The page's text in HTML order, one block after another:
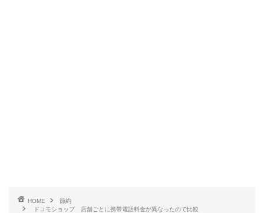
HOME
節約
ドコモショップ 店舗ごとに携帯電話料金が異なったので比較